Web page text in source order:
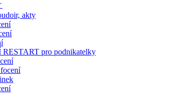
akty
pro podnikatelky